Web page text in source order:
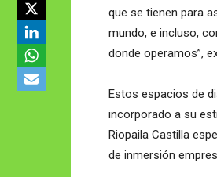
que se tienen para
mundo, e incluso,
donde operamos”,
Estos espacios de
incorporado a su
Riopaila Castilla
de inmersión